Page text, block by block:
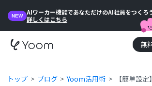
NEW
AIワーカー機能であなただけのAI社員をつくろ
詳しくはこちら
無
トップ ブログ Yoom活用術 【簡単設